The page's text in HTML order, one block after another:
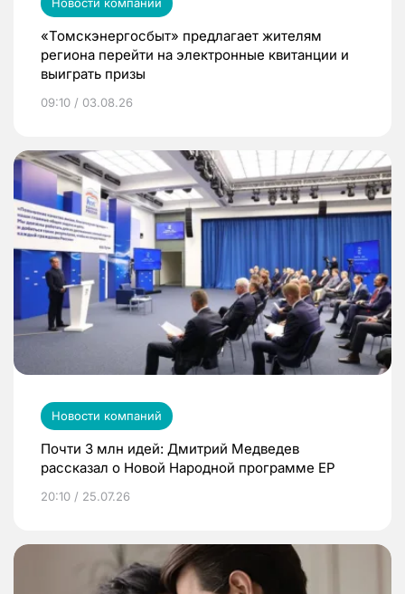
«Томскэнергосбыт» предлагает жителям
региона перейти на электронные квитанции и
выиграть призы
09:10 / 03.08.26
Новости компаний
Почти 3 млн идей: Дмитрий Медведев
рассказал о Новой Народной программе ЕР
20:10 / 25.07.26